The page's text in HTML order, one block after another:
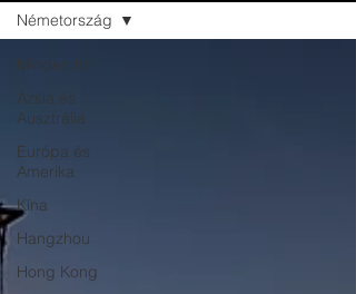
Minden hír
Ázsia és
Ausztrália
Európa és
Amerika
Kína
Hangzhou
Hong Kong
Németország